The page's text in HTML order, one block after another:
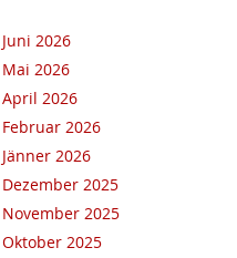
2026
2026
2026
2026
2026
2025
2025
2025